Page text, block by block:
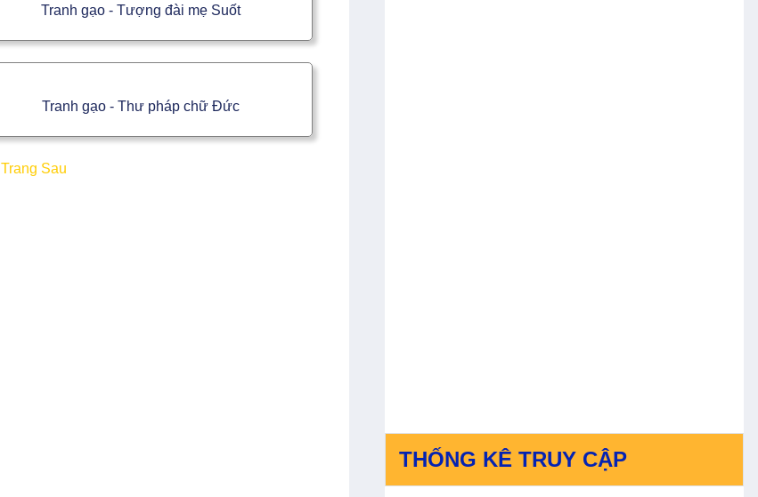
Tranh gạo - Tượng đài mẹ Suốt
Tranh gạo - Thư pháp chữ Đức
Trang Sau
THỐNG KÊ TRUY CẬP